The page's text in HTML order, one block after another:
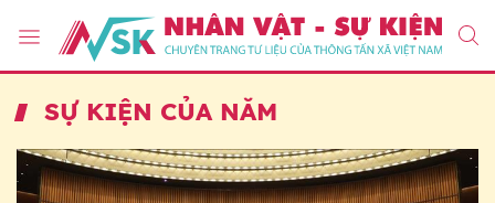
SỰ KIỆN CỦA NĂM